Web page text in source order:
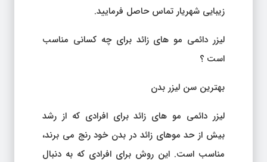
زیبایی شهریار تماس حاصل فرمایید.
لیزر دائمی مو های زائد برای چه کسانی مناسب
است ؟
بهترین سن لیزر بدن
لیزر دائمی مو های زائد برای افرادی که از رشد
بیش از حد موهای زائد در بدن خود رنج می برند،
مناسب است. این روش برای افرادی که به دنبال